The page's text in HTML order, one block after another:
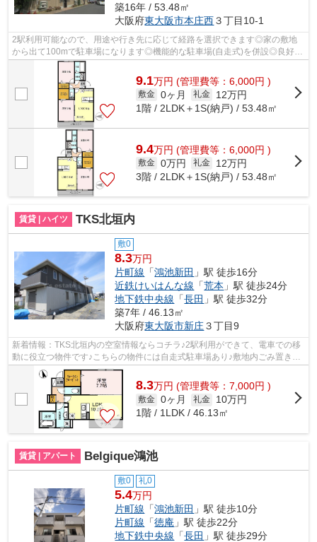
築16年 / 53.48㎡
大阪府東大阪市本庄西３丁目10-1
2駅利用可能なので、用途や行き先に応じて経路を選択できます◎家の敷地
から出て100mで駐車場になります◎機能的な駐車場(自走式)を併設◎良好な
陽当りが好評の、魅力溢れる一押しの物件...
9.1万円 (管理費等：6,000円 )
敷金 0ヶ月 礼金
12万円
1階 / 2LDK＋1S(納戸) / 53.48㎡
9.4万円 (管理費等：6,000円 )
敷金 0万円 礼金
12万円
3階 / 2LDK＋1S(納戸) / 53.48㎡
賃貸 | ハイツ TKS北垣内
敷0
8.3万円
片町線 「鴻池新田 」駅 徒歩16分
近鉄けいはんな線 「荒本 」駅 徒歩24分
地下鉄中央線 「長田 」駅 徒歩32分
築7年 / 46.13㎡
大阪府東大阪市新庄３丁目9
新着情報：TKS北垣内の空室情報ならコチラ♪2駅利用ができて、電車での移
動に役立つ物件です♪こちらの物件には自走式駐車場あり♪敷地内ごみ置き場
があればごみをもって歩く距離も少なく...
8.3万円 (管理費等：7,000円 )
敷金 0ヶ月 礼金
10万円
1階 / 1LDK / 46.13㎡
賃貸 | アパート Belgique鴻池
敷0 礼0
5.4万円
片町線 「鴻池新田 」駅 徒歩10分
片町線 「徳庵 」駅 徒歩22分
地下鉄中央線 「長田 」駅 徒歩29分